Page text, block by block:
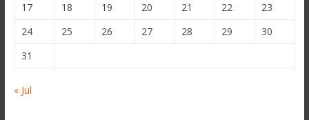
17
18 19 20 21 22
23
24
25 26 27 28 29
30
31
« Jul